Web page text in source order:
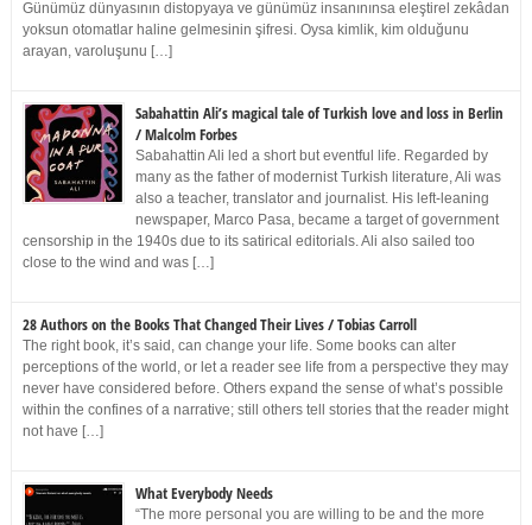
Günümüz dünyasının distopyaya ve günümüz insanınınsa eleştirel zekâdan
yoksun otomatlar haline gelmesinin şifresi. Oysa kimlik, kim olduğunu
arayan, varoluşunu […]
Sabahattin Ali’s magical tale of Turkish love and loss in Berlin
/ Malcolm Forbes
Sabahattin Ali led a short but eventful life. Regarded by
many as the father of modernist Turkish literature, Ali was
also a teacher, translator and journalist. His left-leaning
newspaper, Marco Pasa, became a target of government
censorship in the 1940s due to its satirical editorials. Ali also sailed too
close to the wind and was […]
28 Authors on the Books That Changed Their Lives / Tobias Carroll
The right book, it’s said, can change your life. Some books can alter
perceptions of the world, or let a reader see life from a perspective they may
never have considered before. Others expand the sense of what’s possible
within the confines of a narrative; still others tell stories that the reader might
not have […]
What Everybody Needs
“The more personal you are willing to be and the more